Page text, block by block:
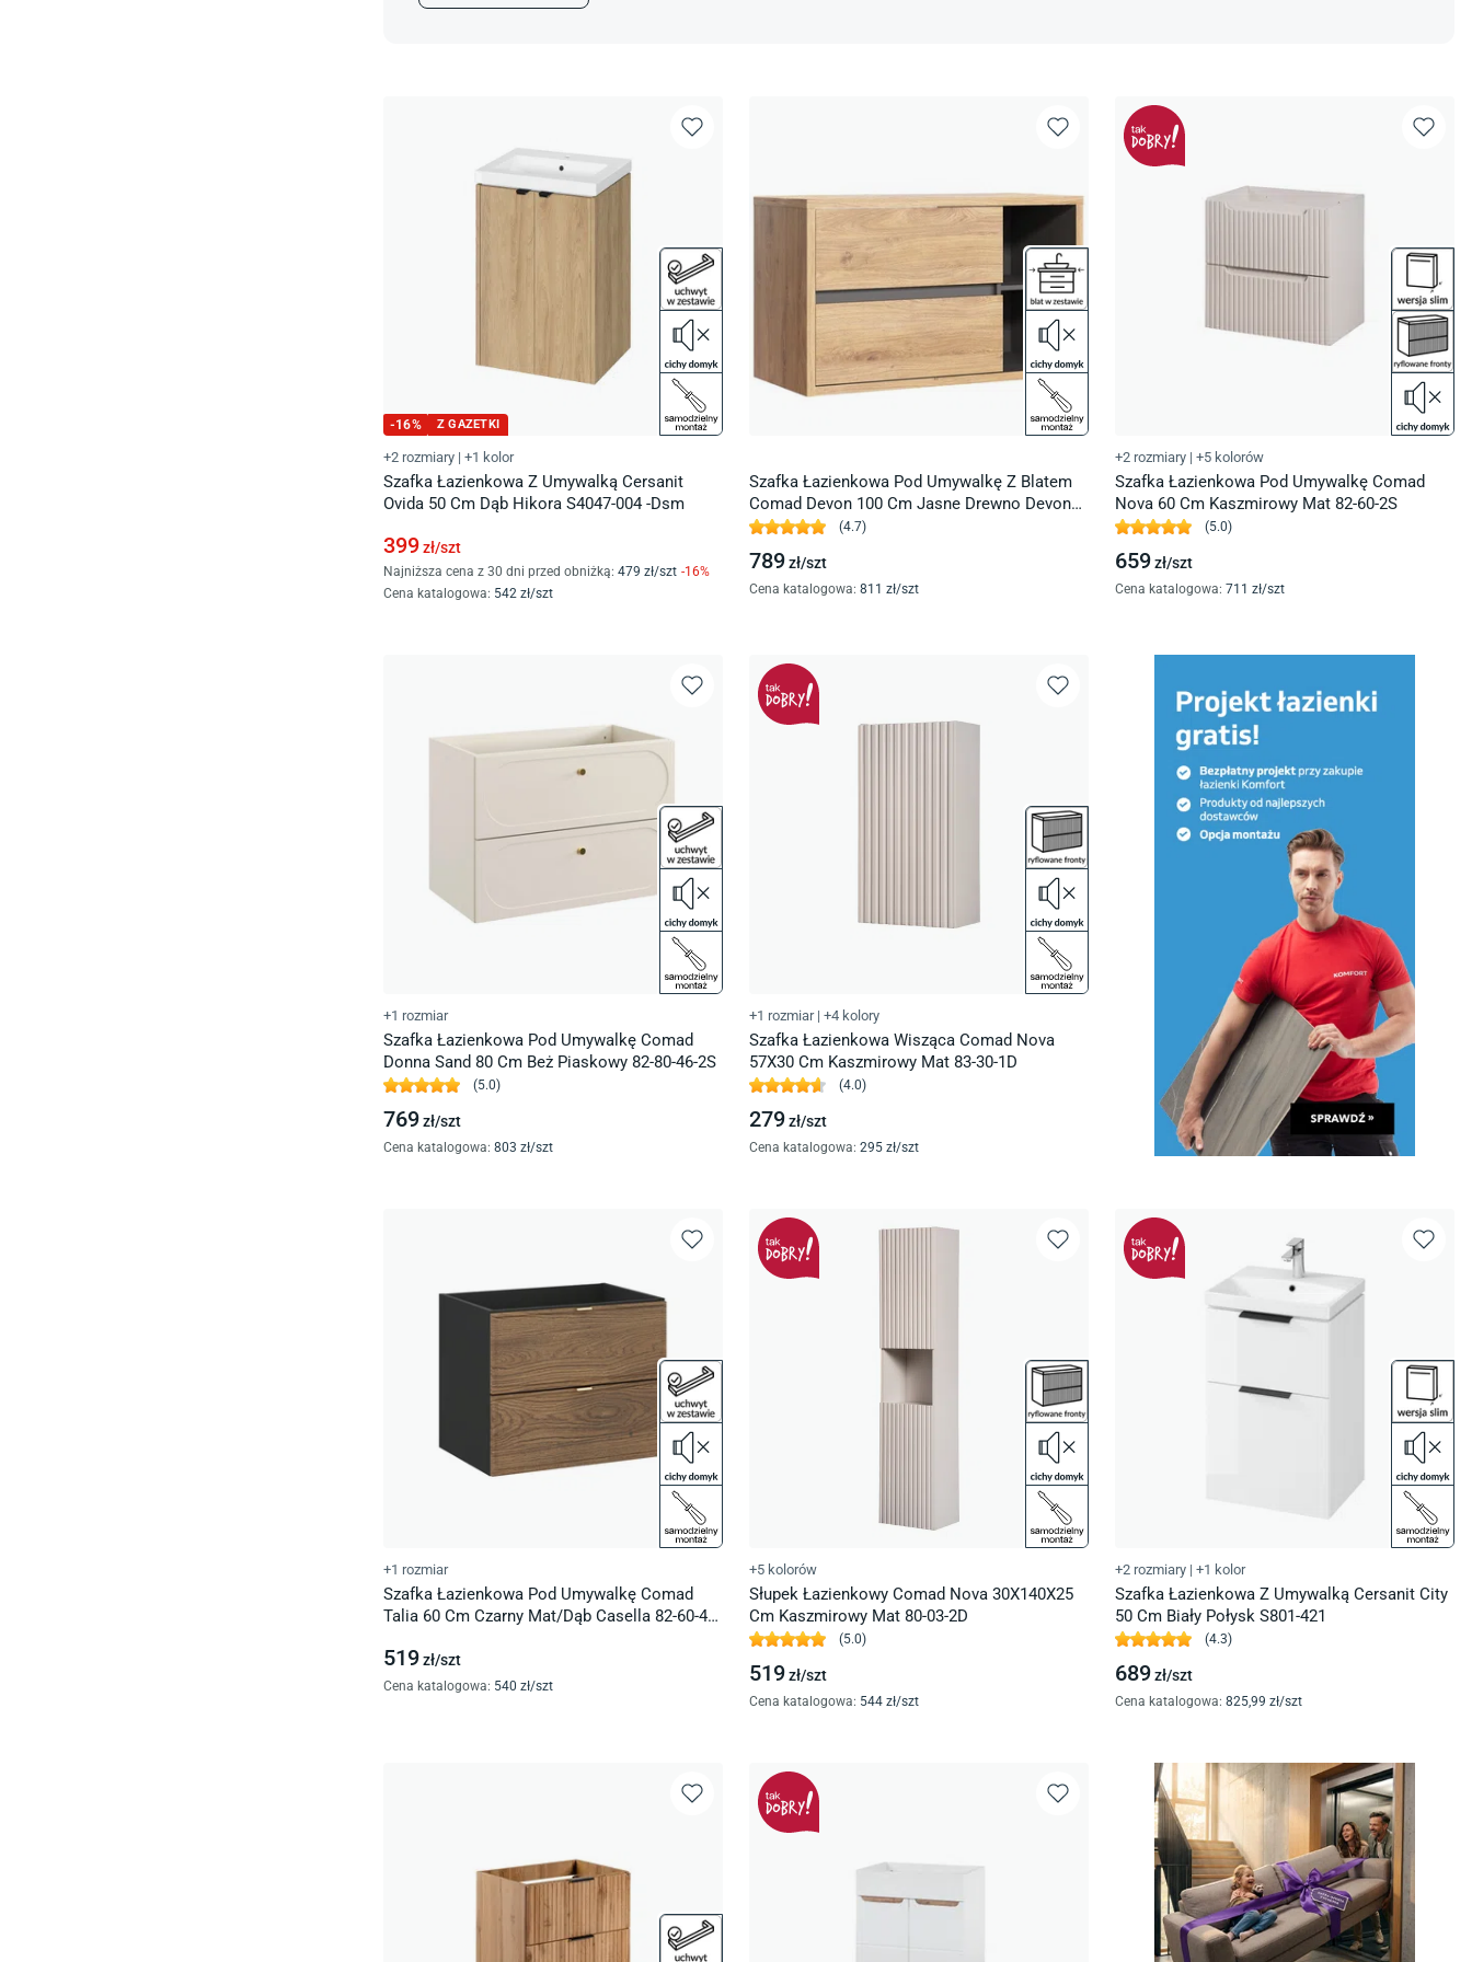
-16% Z GAZETKI
+2 rozmiary | +1 kolor
Szafka Łazienkowa Z Umywalką Cersanit
Ovida 50 Cm Dąb Hikora S4047-004 -Dsm
399zł/szt
Najniższa cena z 30 dni przed obniżką: 479 zł/szt -16%
Cena katalogowa: 542 zł/szt
Szafka Łazienkowa Pod Umywalkę Z Blatem
Comad Devon 100 Cm Jasne Drewno Devon
823 -100 Cm Fsc
(4.7)
789zł/szt
Cena katalogowa: 811 zł/szt
+2 rozmiary | +5 kolorów
Szafka Łazienkowa Pod Umywalkę Comad
Nova 60 Cm Kaszmirowy Mat 82-60-2S
(5.0)
659zł/szt
Cena katalogowa: 711 zł/szt
+1 rozmiar
Szafka Łazienkowa Pod Umywalkę Comad
Donna Sand 80 Cm Beż Piaskowy 82-80-46-2S
(5.0)
769zł/szt
Cena katalogowa: 803 zł/szt
+1 rozmiar | +4 kolory
Szafka Łazienkowa Wisząca Comad Nova
57X30 Cm Kaszmirowy Mat 83-30-1D
(4.0)
279zł/szt
Cena katalogowa: 295 zł/szt
+1 rozmiar
Szafka Łazienkowa Pod Umywalkę Comad
Talia 60 Cm Czarny Mat/Dąb Casella 82-60-46-
519zł/szt
Cena katalogowa: 540 zł/szt
+5 kolorów
Słupek Łazienkowy Comad Nova 30X140X25
Cm Kaszmirowy Mat 80-03-2D
(5.0)
519zł/szt
Cena katalogowa: 544 zł/szt
+2 rozmiary | +1 kolor
Szafka Łazienkowa Z Umywalką Cersanit City
50 Cm Biały Połysk S801-421
(4.3)
689zł/szt
Cena katalogowa: 825,99 zł/szt